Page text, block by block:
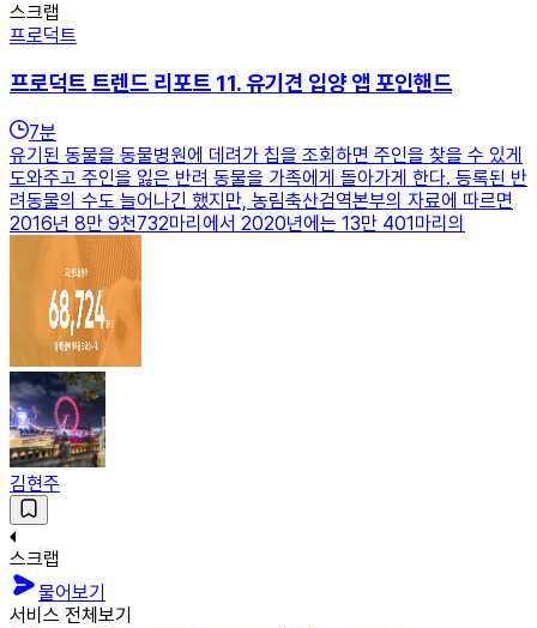
스크랩
프로덕트
프로덕트 트렌드 리포트 11. 유기견 입양 앱 포인핸드
7분
유기된 동물을 동물병원에 데려가 칩을 조회하면 주인을 찾을 수 있게
도와주고 주인을 잃은 반려 동물을 가족에게 돌아가게 한다. 등록된 반
려동물의 수도 늘어나긴 했지만, 농림축산검역본부의 자료에 따르면
2016년 8만 9천732마리에서 2020년에는 13만 401마리의
김현주
스크랩
물어보기
서비스 전체보기